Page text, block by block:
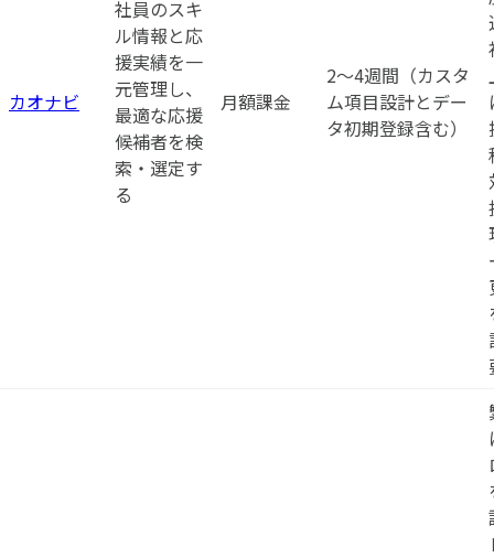
カオナビ
社員のスキ
ル情報と応
援実績を一
元管理し、
最適な応援
候補者を検
索・選定す
る
月額課金
2〜4週間（カスタ
ム項目設計とデー
タ初期登録含む）